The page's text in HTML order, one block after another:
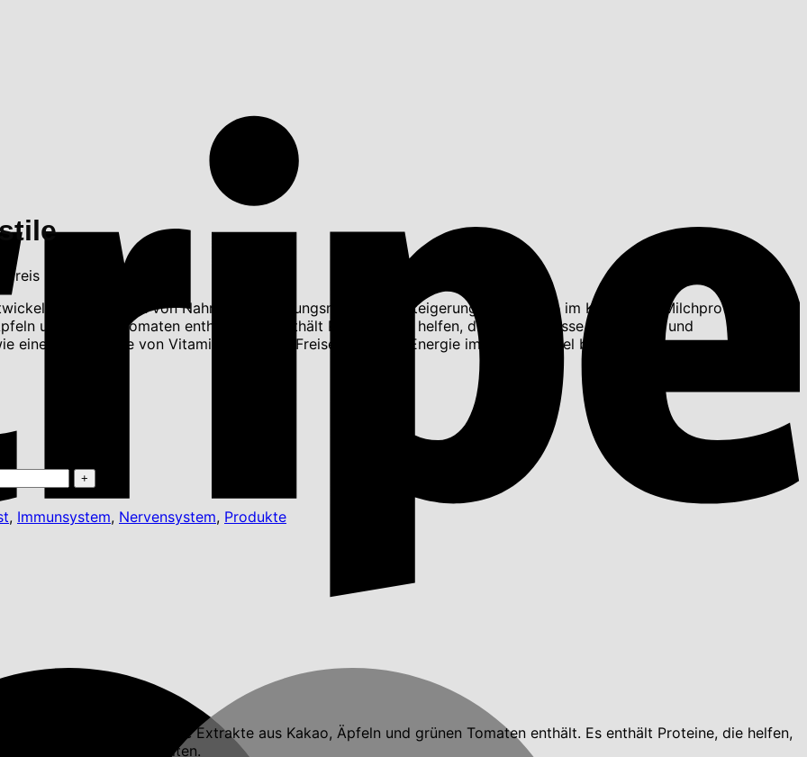
ist: 66.80 €.
Kombination von Nahrungsergänzungsmitteln zur Steigerung der Energie im Körper, die Milchproteine,
und grünen Tomaten enthalten. Es enthält Proteine, die helfen, die Muskelmasse zu erhöhen und
eine ganze Reihe von Vitaminen, die zur Freisetzung von Energie im Stoffwechsel beitragen.
, Immunsystem, Nervensystem, Produkte
Arginin und natürliche Extrakte aus Kakao, Äpfeln und grünen Tomaten enthält. Es enthält Proteine, die helfen,
Knochen zu erhalten.